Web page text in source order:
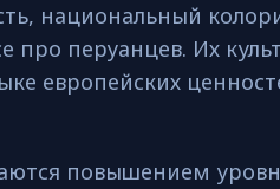
национальный
про перуанцев. Их
европейских
повышением